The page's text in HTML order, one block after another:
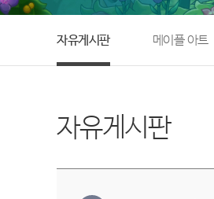
자유게시판 메이플 아트
자유게시판